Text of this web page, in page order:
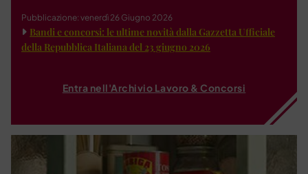
Pubblicazione: venerdì 26 Giugno 2026
Bandi e concorsi: le ultime novità dalla Gazzetta Ufficiale
della Repubblica Italiana del 23 giugno 2026
Entra nell'Archivio Lavoro & Concorsi